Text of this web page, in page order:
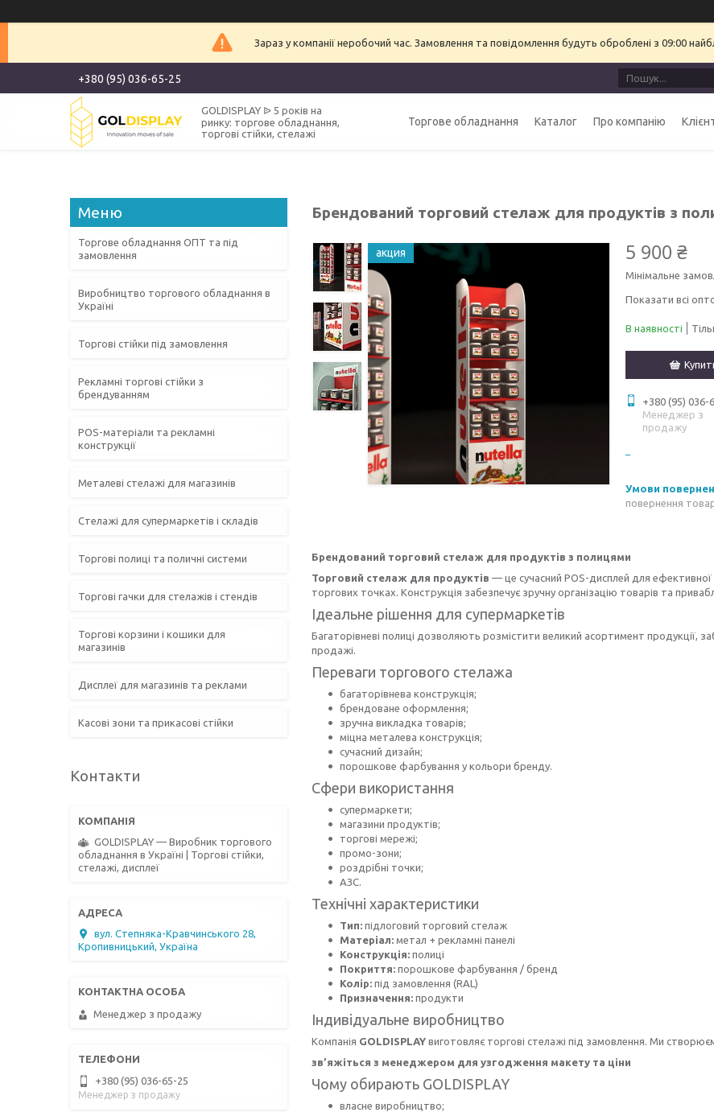
Зараз у компанії неробочий час. Замовлення та повідомлення будуть оброблені з 09:00
+380 (95) 036-65-25
GOLDISPLAY ᐉ 5 років на
ринку: торгове обладнання,
торгові стійки, стелажі
Торгове обладнання Каталог Про компанію
Брендований торговий стелаж для продуктів з
акция 5 900 ₴
Мінімальне
Показати всі
В наявності
+380 (95) 036-
Менеджер з
продажу
повернення
Брендований торговий стелаж для продуктів з полицями
Торговий стелаж для продуктів — це сучасний POS-дисплей для
торгових точках. Конструкція забезпечує зручну організацію товарів та
Ідеальне рішення для супермаркетів
Багаторівневі полиці дозволяють розмістити великий асортимент продукції,
продажі.
Переваги торгового стелажа
багаторівнева конструкція;
брендоване оформлення;
зручна викладка товарів;
міцна металева конструкція;
сучасний дизайн;
порошкове фарбування у кольори бренду.
Сфери використання
супермаркети;
магазини продуктів;
торгові мережі;
промо-зони;
роздрібні точки;
АЗС.
Технічні характеристики
Тип: підлоговий торговий стелаж
Матеріал: метал + рекламні панелі
Конструкція: полиці
Покриття: порошкове фарбування / бренд
Колір: під замовлення (RAL)
Призначення: продукти
Індивідуальне виробництво
Компанія GOLDISPLAY виготовляє торгові стелажі під замовлення. Ми
зв’яжіться з менеджером для узгодження макету та ціни
Чому обирають GOLDISPLAY
власне виробництво;
Торгове обладнання ОПТ та під
замовлення
Виробництво торгового обладнання в
Україні
Торгові стійки під замовлення
Рекламні торгові стійки з
брендуванням
POS-матеріали та рекламні
конструкції
Металеві стелажі для магазинів
Стелажі для супермаркетів і складів
Торгові полиці та поличні системи
Торгові гачки для стелажів і стендів
Торгові корзини і кошики для
магазинів
Дисплеї для магазинів та реклами
Касові зони та прикасові стійки
Контакти
GOLDISPLAY — Виробник торгового
обладнання в Україні | Торгові стійки,
стелажі, дисплеї
вул. Степняка-Кравчинського 28,
Кропивницький, Україна
Менеджер з продажу
+380 (95) 036-65-25
Менеджер з продажу